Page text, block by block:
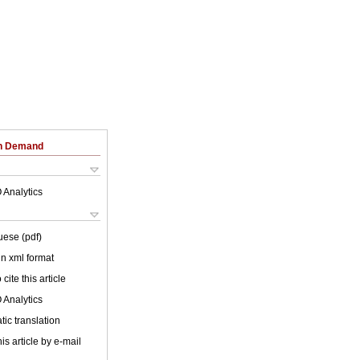
Demand
Analytics
(pdf)
xml format
cite this article
Analytics
translation
article by e-mail